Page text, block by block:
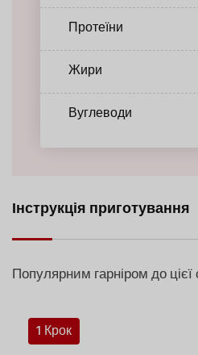
Протеїни
Жири
Вуглеводи
Інструкція приготування
Популярним гарніром до
1 Крок